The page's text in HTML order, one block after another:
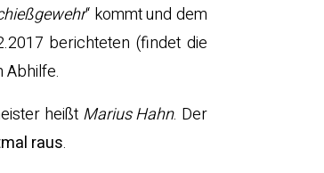
“ kommt und dem
berichteten (findet die
Abhilfe.
heißt Marius Hahn. Der
raus.